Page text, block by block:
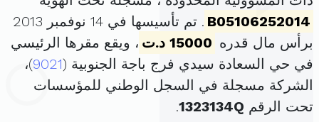
B05106252014
. تم تأسيسها في 14 نوفمبر 2013
برأس مال قدره 15000 د.ت
، ويقع مقرها الرئيسي
في حي السعادة سيدي فرج باجة الجنوبية (9021)،
الشركة مسجلة في السجل الوطني للمؤسسات
تحت الرقم 1323134Q
.